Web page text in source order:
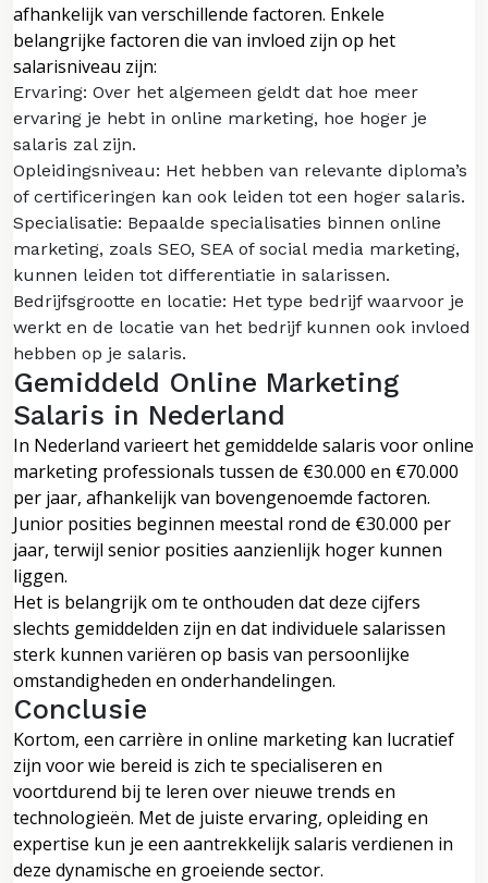
afhankelijk van verschillende factoren. Enkele
belangrijke factoren die van invloed zijn op het
salarisniveau zijn:
Ervaring: Over het algemeen geldt dat hoe meer
ervaring je hebt in online marketing, hoe hoger je
salaris zal zijn.
Opleidingsniveau: Het hebben van relevante diploma’s
of certificeringen kan ook leiden tot een hoger salaris.
Specialisatie: Bepaalde specialisaties binnen online
marketing, zoals SEO, SEA of social media marketing,
kunnen leiden tot differentiatie in salarissen.
Bedrijfsgrootte en locatie: Het type bedrijf waarvoor je
werkt en de locatie van het bedrijf kunnen ook invloed
hebben op je salaris.
Gemiddeld Online Marketing
Salaris in Nederland
In Nederland varieert het gemiddelde salaris voor online
marketing professionals tussen de €30.000 en €70.000
per jaar, afhankelijk van bovengenoemde factoren.
Junior posities beginnen meestal rond de €30.000 per
jaar, terwijl senior posities aanzienlijk hoger kunnen
liggen.
Het is belangrijk om te onthouden dat deze cijfers
slechts gemiddelden zijn en dat individuele salarissen
sterk kunnen variëren op basis van persoonlijke
omstandigheden en onderhandelingen.
Conclusie
Kortom, een carrière in online marketing kan lucratief
zijn voor wie bereid is zich te specialiseren en
voortdurend bij te leren over nieuwe trends en
technologieën. Met de juiste ervaring, opleiding en
expertise kun je een aantrekkelijk salaris verdienen in
deze dynamische en groeiende sector.